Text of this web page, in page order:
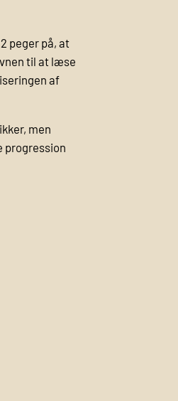
peger på, at
til at læse
af
men
progression